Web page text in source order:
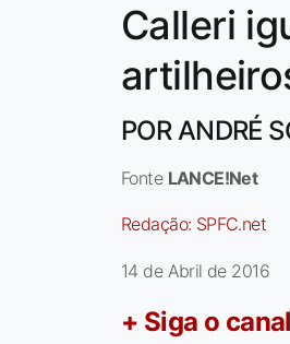
Calleri
POR ANDRÉ
Fonte LANCE!Net
Redação: SPFC.net
14 de Abril de 2016
+ Siga o